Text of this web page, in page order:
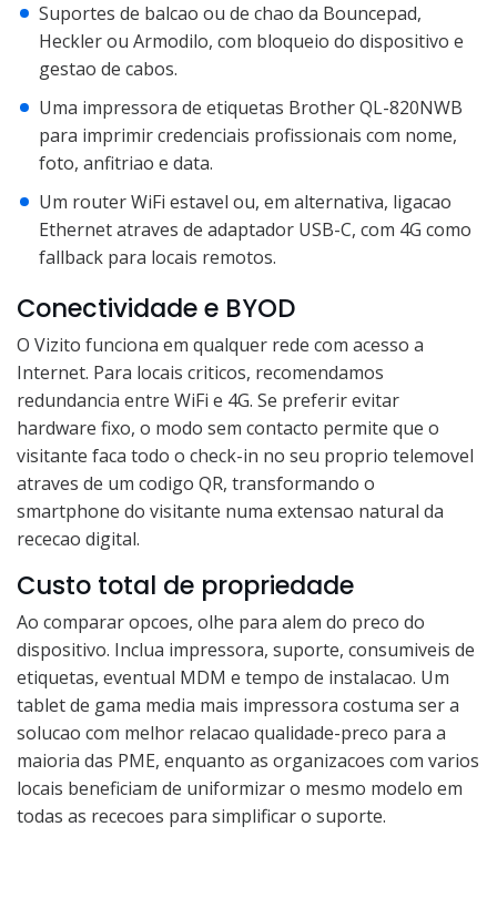
Suportes de balcao ou de chao da Bouncepad,
Heckler ou Armodilo, com bloqueio do dispositivo e
gestao de cabos.
Uma impressora de etiquetas Brother QL-820NWB
para imprimir credenciais profissionais com nome,
foto, anfitriao e data.
Um router WiFi estavel ou, em alternativa, ligacao
Ethernet atraves de adaptador USB-C, com 4G como
fallback para locais remotos.
Conectividade e BYOD
O Vizito funciona em qualquer rede com acesso a
Internet. Para locais criticos, recomendamos
redundancia entre WiFi e 4G. Se preferir evitar
hardware fixo, o modo sem contacto permite que o
visitante faca todo o check-in no seu proprio telemovel
atraves de um codigo QR, transformando o
smartphone do visitante numa extensao natural da
rececao digital.
Custo total de propriedade
Ao comparar opcoes, olhe para alem do preco do
dispositivo. Inclua impressora, suporte, consumiveis de
etiquetas, eventual MDM e tempo de instalacao. Um
tablet de gama media mais impressora costuma ser a
solucao com melhor relacao qualidade-preco para a
maioria das PME, enquanto as organizacoes com varios
locais beneficiam de uniformizar o mesmo modelo em
todas as rececoes para simplificar o suporte.